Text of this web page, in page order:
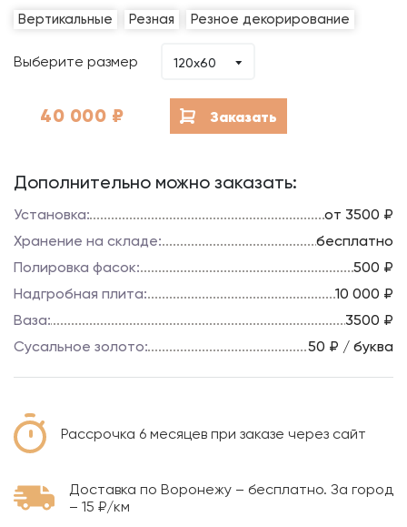
Вертикальные Резная Резное декорирование
Выберите размер 120x60
40 000 ₽ Заказать
Дополнительно можно заказать:
Установка:
от 3500 ₽
Хранение на складе:
бесплатно
Полировка фасок:
500 ₽
Надгробная плита:
10 000 ₽
Ваза:
3500 ₽
Сусальное золото:
50 ₽ / буква
Рассрочка 6 месяцев при заказе через сайт
Доставка по Воронежу – бесплатно. За город
– 15 ₽/км